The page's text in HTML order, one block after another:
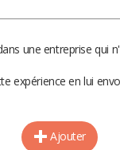
une entreprise qui
expérience en lui
Ajouter